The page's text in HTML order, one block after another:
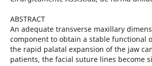
ABSTRACT
An adequate transverse maxillary
component to obtain a stable functional
the rapid palatal expansion of the jaw
patients, the facial suture lines become